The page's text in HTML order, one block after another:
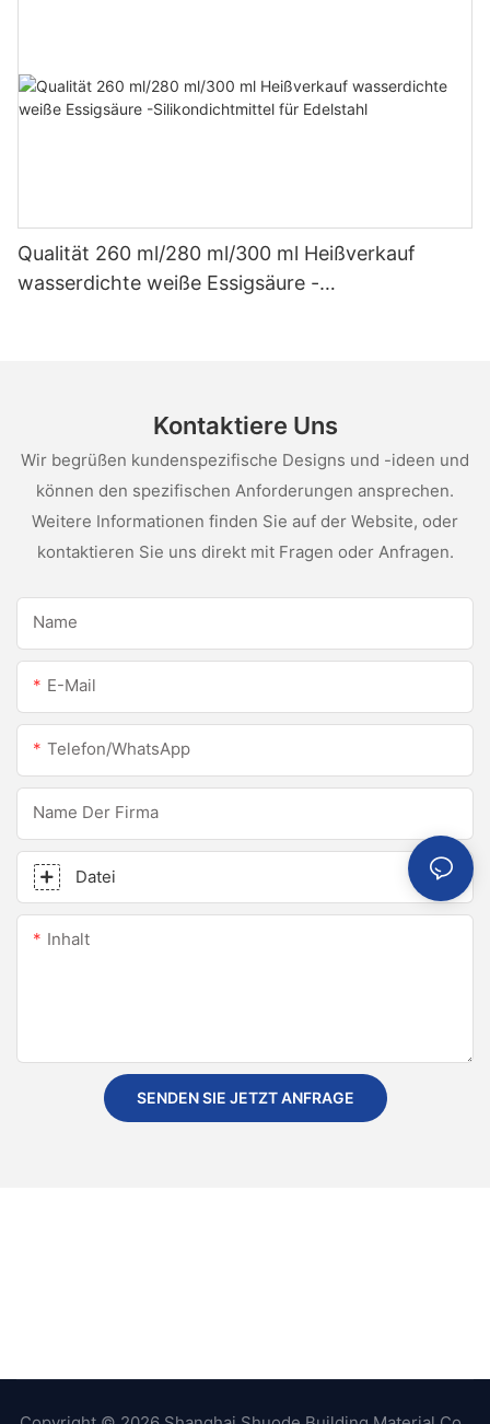
Qualität 260 ml/280 ml/300 ml Heißverkauf
wasserdichte weiße Essigsäure -
Kontaktiere Uns
Wir begrüßen kundenspezifische Designs und -ideen und
können den spezifischen Anforderungen ansprechen.
Weitere Informationen finden Sie auf der Website, oder
kontaktieren Sie uns direkt mit Fragen oder Anfragen.
Name
E-Mail
Telefon/WhatsApp
Name Der Firma
Datei
Inhalt
SENDEN SIE JETZT ANFRAGE